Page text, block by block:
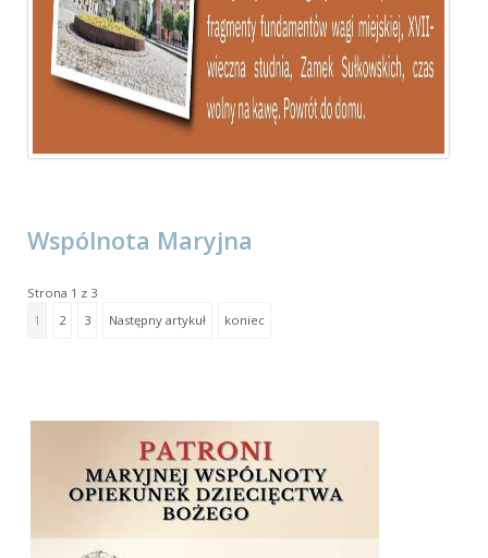
Wspólnota Maryjna
Strona 1 z 3
1
2 3 Następny artykuł koniec